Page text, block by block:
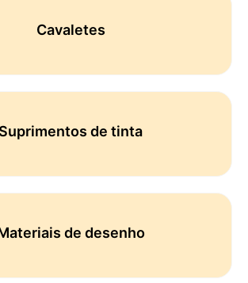
Cavaletes
Suprimentos de tinta
de desenho